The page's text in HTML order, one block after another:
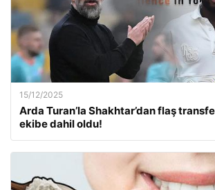
15/12/2025
Arda Turan’la Shakhtar’dan flaş
ekibe dahil oldu!